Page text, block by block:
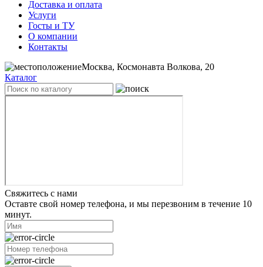
Доставка и оплата
Услуги
Госты и ТУ
О компании
Контакты
Москва, Космонавта Волкова, 20
Каталог
Свяжитесь с нами
Оставте свой номер телефона, и мы перезвоним в течение 10
минут.